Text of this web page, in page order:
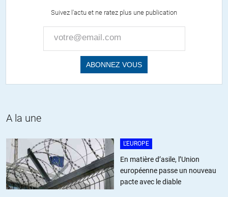
Suivez l'actu et ne ratez plus une publication
A la une
L'EUROPE
En matière d’asile, l’Union
européenne passe un nouveau
pacte avec le diable